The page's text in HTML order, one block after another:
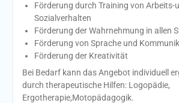
Förderung durch Training von Arbeits-
Sozialverhalten
Förderung der Wahrnehmung in allen
Förderung von Sprache und
Förderung der Kreativität
Bei Bedarf kann das Angebot individuell
durch therapeutische Hilfen: Logopädie,
Ergotherapie,Motopädagogik.